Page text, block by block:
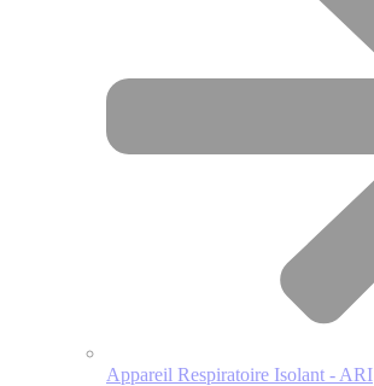
Appareil Respiratoire Isolant - ARI